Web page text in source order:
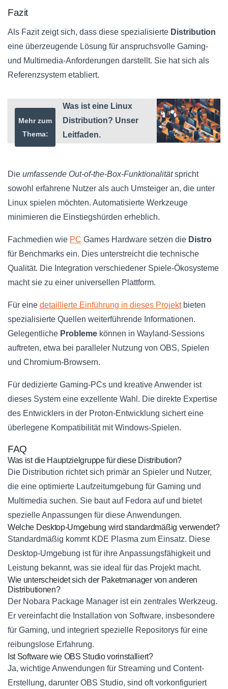
Fazit
Als Fazit zeigt sich, dass diese spezialisierte Distribution
eine überzeugende Lösung für anspruchsvolle Gaming-
und Multimedia-Anforderungen darstellt. Sie hat sich als
Referenzsystem etabliert.
Mehr zum
Thema:
Was ist eine Linux
Distribution? Unser
Leitfaden.
Die umfassende Out-of-the-Box-Funktionalitätspricht
sowohl erfahrene Nutzer als auch Umsteiger an, die unter
Linux spielen möchten. Automatisierte Werkzeuge
minimieren die Einstiegshürden erheblich.
Fachmedien wie PC Games Hardware setzen die Distro
für Benchmarks ein. Dies unterstreicht die technische
Qualität. Die Integration verschiedener Spiele-Ökosysteme
macht sie zu einer universellen Plattform.
Für eine detaillierte Einführung in dieses Projektbieten
spezialisierte Quellen weiterführende Informationen.
Gelegentliche Probleme können in Wayland-Sessions
auftreten, etwa bei paralleler Nutzung von OBS, Spielen
und Chromium-Browsern.
Für dedizierte Gaming-PCs und kreative Anwender ist
dieses System eine exzellente Wahl. Die direkte Expertise
des Entwicklers in der Proton-Entwicklung sichert eine
überlegene Kompatibilität mit Windows-Spielen.
FAQ
Was ist die Hauptzielgruppe für diese Distribution?
Die Distribution richtet sich primär an Spieler und Nutzer,
die eine optimierte Laufzeitumgebung für Gaming und
Multimedia suchen. Sie baut auf Fedora auf und bietet
spezielle Anpassungen für diese Anwendungen.
Welche Desktop-Umgebung wird standardmäßig verwendet?
Standardmäßig kommt KDE Plasma zum Einsatz. Diese
Desktop-Umgebung ist für ihre Anpassungsfähigkeit und
Leistung bekannt, was sie ideal für das Projekt macht.
Wie unterscheidet sich der Paketmanager von anderen
Distributionen?
Der Nobara Package Manager ist ein zentrales Werkzeug.
Er vereinfacht die Installation von Software, insbesondere
für Gaming, und integriert spezielle Repositorys für eine
reibungslose Erfahrung.
Ist Software wie OBS Studio vorinstalliert?
Ja, wichtige Anwendungen für Streaming und Content-
Erstellung, darunter OBS Studio, sind oft vorkonfiguriert